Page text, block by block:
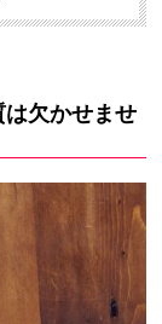
欠かせませ